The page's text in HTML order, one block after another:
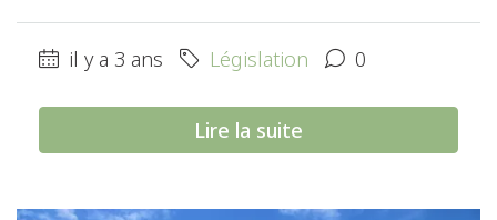
il y a 3 ans Législation 0
Lire la suite